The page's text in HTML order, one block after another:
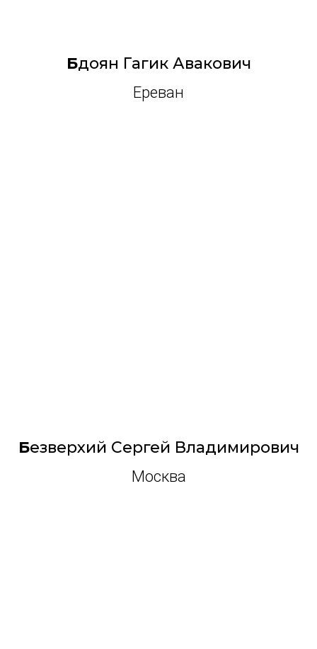
Бдоян Гагик Авакович
Ереван
Безверхий Сергей Владимирович
Москва